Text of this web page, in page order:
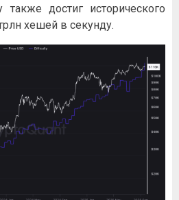
также достиг исторического
хешей в секунду.